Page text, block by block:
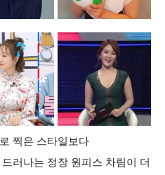
찍은 스타일보다
러나는 정장 원피스 차림이 더